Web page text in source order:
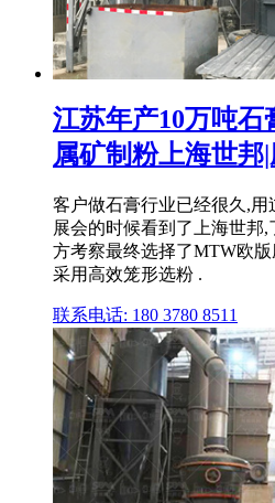
江苏年产10万吨
属矿制粉上海世邦|
客户做石膏行业已经很久,
展会的时候看到了上海世邦
方考察最终选择了MTW欧
采用高效笼形选粉 .
联系电话: 180 3780 8511